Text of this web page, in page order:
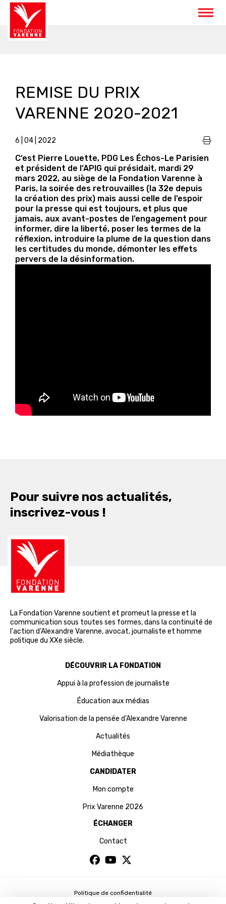
REMISE DU PRIX
VARENNE 2020-2021
6 | 04 | 2022
C’est Pierre Louette, PDG Les Échos-Le Parisien
et président de l’APIG qui présidait, mardi 29
mars 2022, au siège de la Fondation Varenne à
Paris, la soirée des retrouvailles (la 32e depuis
la création des prix) mais aussi celle de l’espoir
pour la presse qui est toujours, et plus que
jamais, aux avant-postes de l’engagement pour
informer, dire la liberté, poser les termes de la
réflexion, introduire la plume de la question dans
les certitudes du monde, démonter les effets
pervers de la désinformation.
Pour suivre nos actualités,
inscrivez-vous !
La Fondation Varenne soutient et promeut la presse et la
communication sous toutes ses formes, dans la continuité de
l'action d'Alexandre Varenne, avocat, journaliste et homme
politique du XXe siècle.
DÉCOUVRIR LA FONDATION
Appui à la profession de journaliste
Éducation aux médias
Valorisation de la pensée d’Alexandre Varenne
Actualités
Médiathèque
CANDIDATER
Mon compte
Prix Varenne 2026
ÉCHANGER
Contact
Politique de confidentialité
Panneau de gestion des cookies